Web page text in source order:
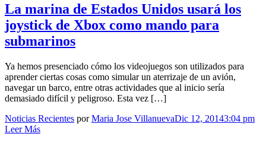
La marina de Estados Unidos usará los
joystick de Xbox como mando para
submarinos
Ya hemos presenciado cómo los videojuegos son utilizados para
aprender ciertas cosas como simular un aterrizaje de un avión,
navegar un barco, entre otras actividades que al inicio sería
demasiado difícil y peligroso. Esta vez […]
Noticias Recientes porMaria Jose VillanuevaDic 12, 20143:04 pm
Leer Más